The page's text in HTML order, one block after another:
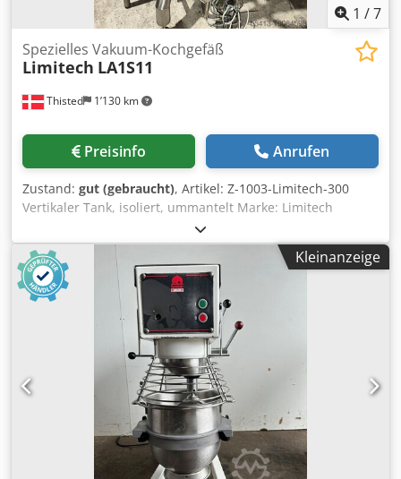
1 /7
Thisted 1’130 km
Spezielles Vakuum-Kochgefäß
Limitech LA1S11
Preisinfo Anrufen
Zustand: gut (gebraucht), Artikel: Z-1003-Limitech-300
Vertikaler Tank, isoliert, ummantelt Marke: Limitech
Denmark, Typ: LA1S11 Credpfx Amjlx Ei Aegef
Fassungsvermögen 300 L, Isoliert, geklammert, Behälter
aus rostfreiem Stahl AISI 304 Rührwerk von oben Spezial-
Kochgefäß Motor 3 kW, aufgebockt 4 Pressbar, Max. Temp.
100
Kleinanzeige